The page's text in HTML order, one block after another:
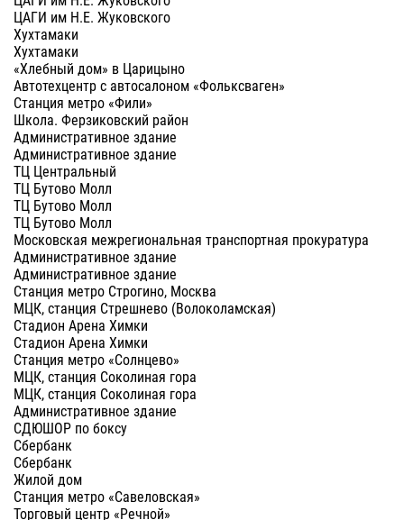
ЦАГИ им Н.Е. Жуковского
Хухтамаки
Хухтамаки
«Хлебный дом» в Царицыно
Автотехцентр с автосалоном «Фольксваген»
Станция метро «Фили»
Школа. Ферзиковский район
Административное здание
Административное здание
ТЦ Центральный
ТЦ Бутово Молл
ТЦ Бутово Молл
ТЦ Бутово Молл
Московская межрегиональная транспортная прокуратура
Административное здание
Административное здание
Станция метро Строгино, Москва
МЦК, станция Стрешнево (Волоколамская)
Стадион Арена Химки
Стадион Арена Химки
Станция метро «Солнцево»
МЦК, станция Соколиная гора
МЦК, станция Соколиная гора
Административное здание
СДЮШОР по боксу
Сбербанк
Сбербанк
Жилой дом
Станция метро «Савеловская»
Торговый центр «Речной»